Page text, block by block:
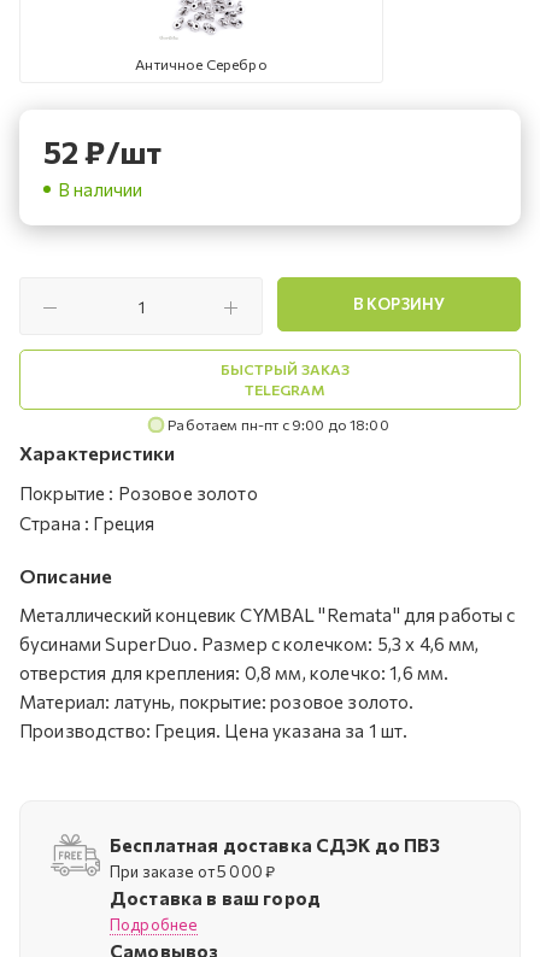
Античное Серебро
52₽/шт
В наличии
В КОРЗИНУ
БЫСТРЫЙ ЗАКАЗ
TELEGRAM
Работаем пн-пт с 9:00 до 18:00
Характеристики
Покрытие : Розовое золото
Страна : Греция
Описание
Металлический концевик CYMBAL "Remata" для работы с
бусинами SuperDuo. Размер с колечком: 5,3 х 4,6 мм,
отверстия для крепления: 0,8 мм, колечко: 1,6 мм.
Материал: латунь, покрытие: розовое золото.
Производство: Греция. Цена указана за 1 шт.
Бесплатная доставка СДЭК до ПВЗ
При заказе от 5 000 ₽
Доставка в ваш город
Подробнее
Самовывоз